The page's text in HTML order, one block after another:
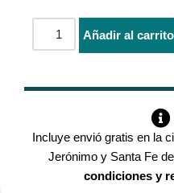
Añadir al carrito
Incluye envió gratis en la
Jerónimo y Santa Fe
condiciones y